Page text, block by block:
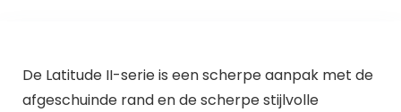
De Latitude II-serie is een scherpe aanpak met de
afgeschuinde rand en de scherpe stijlvolle